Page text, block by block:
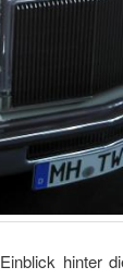
hinter